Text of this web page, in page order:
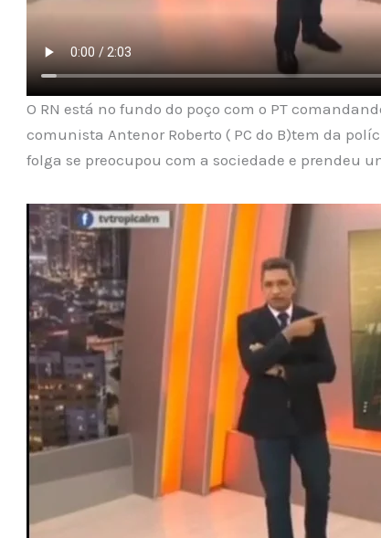
O RN está no fundo do poço com o PT
comunista Antenor Roberto ( PC do B)tem da
folga se preocupou com a sociedade e prendeu